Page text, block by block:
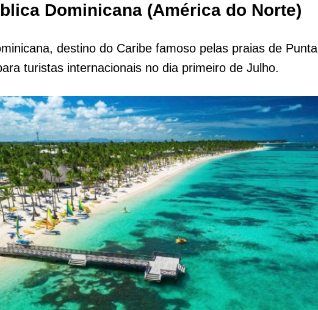
Dominicana (América do Norte)
destino do Caribe famoso pelas praias de Punta
turistas internacionais no dia primeiro de Julho.